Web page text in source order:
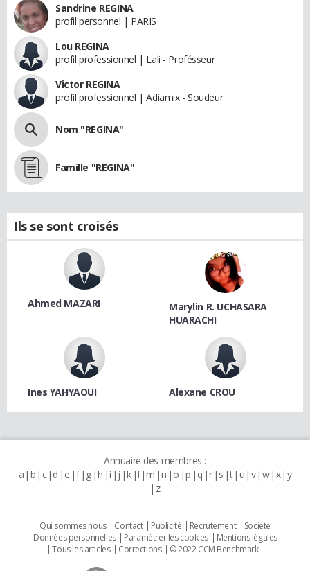
Sandrine REGINA
profil personnel | PARIS
Lou REGINA
profil professionnel | Lali - Profésseur
Victor REGINA
profil professionnel | Adiamix - Soudeur
Nom "REGINA"
Famille "REGINA"
Ils se sont croisés
Ahmed MAZARI
Marylin R. UCHASARA
HUARACHI
Ines YAHYAOUI Alexane CROU
Annuaire des membres :
a b c d e f g h i j k l m n o p q r s t u v w x y
z
Qui sommes nous Contact Publicité Recrutement
Societé
Données personnelles
Paramétrer les cookies
Mentions légales
Tous les articles
Corrections © 2022 CCM Benchmark